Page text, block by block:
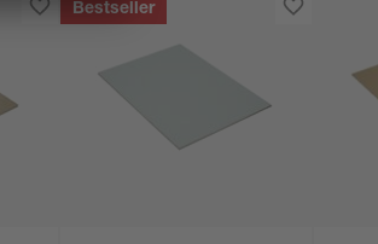
Bestseller